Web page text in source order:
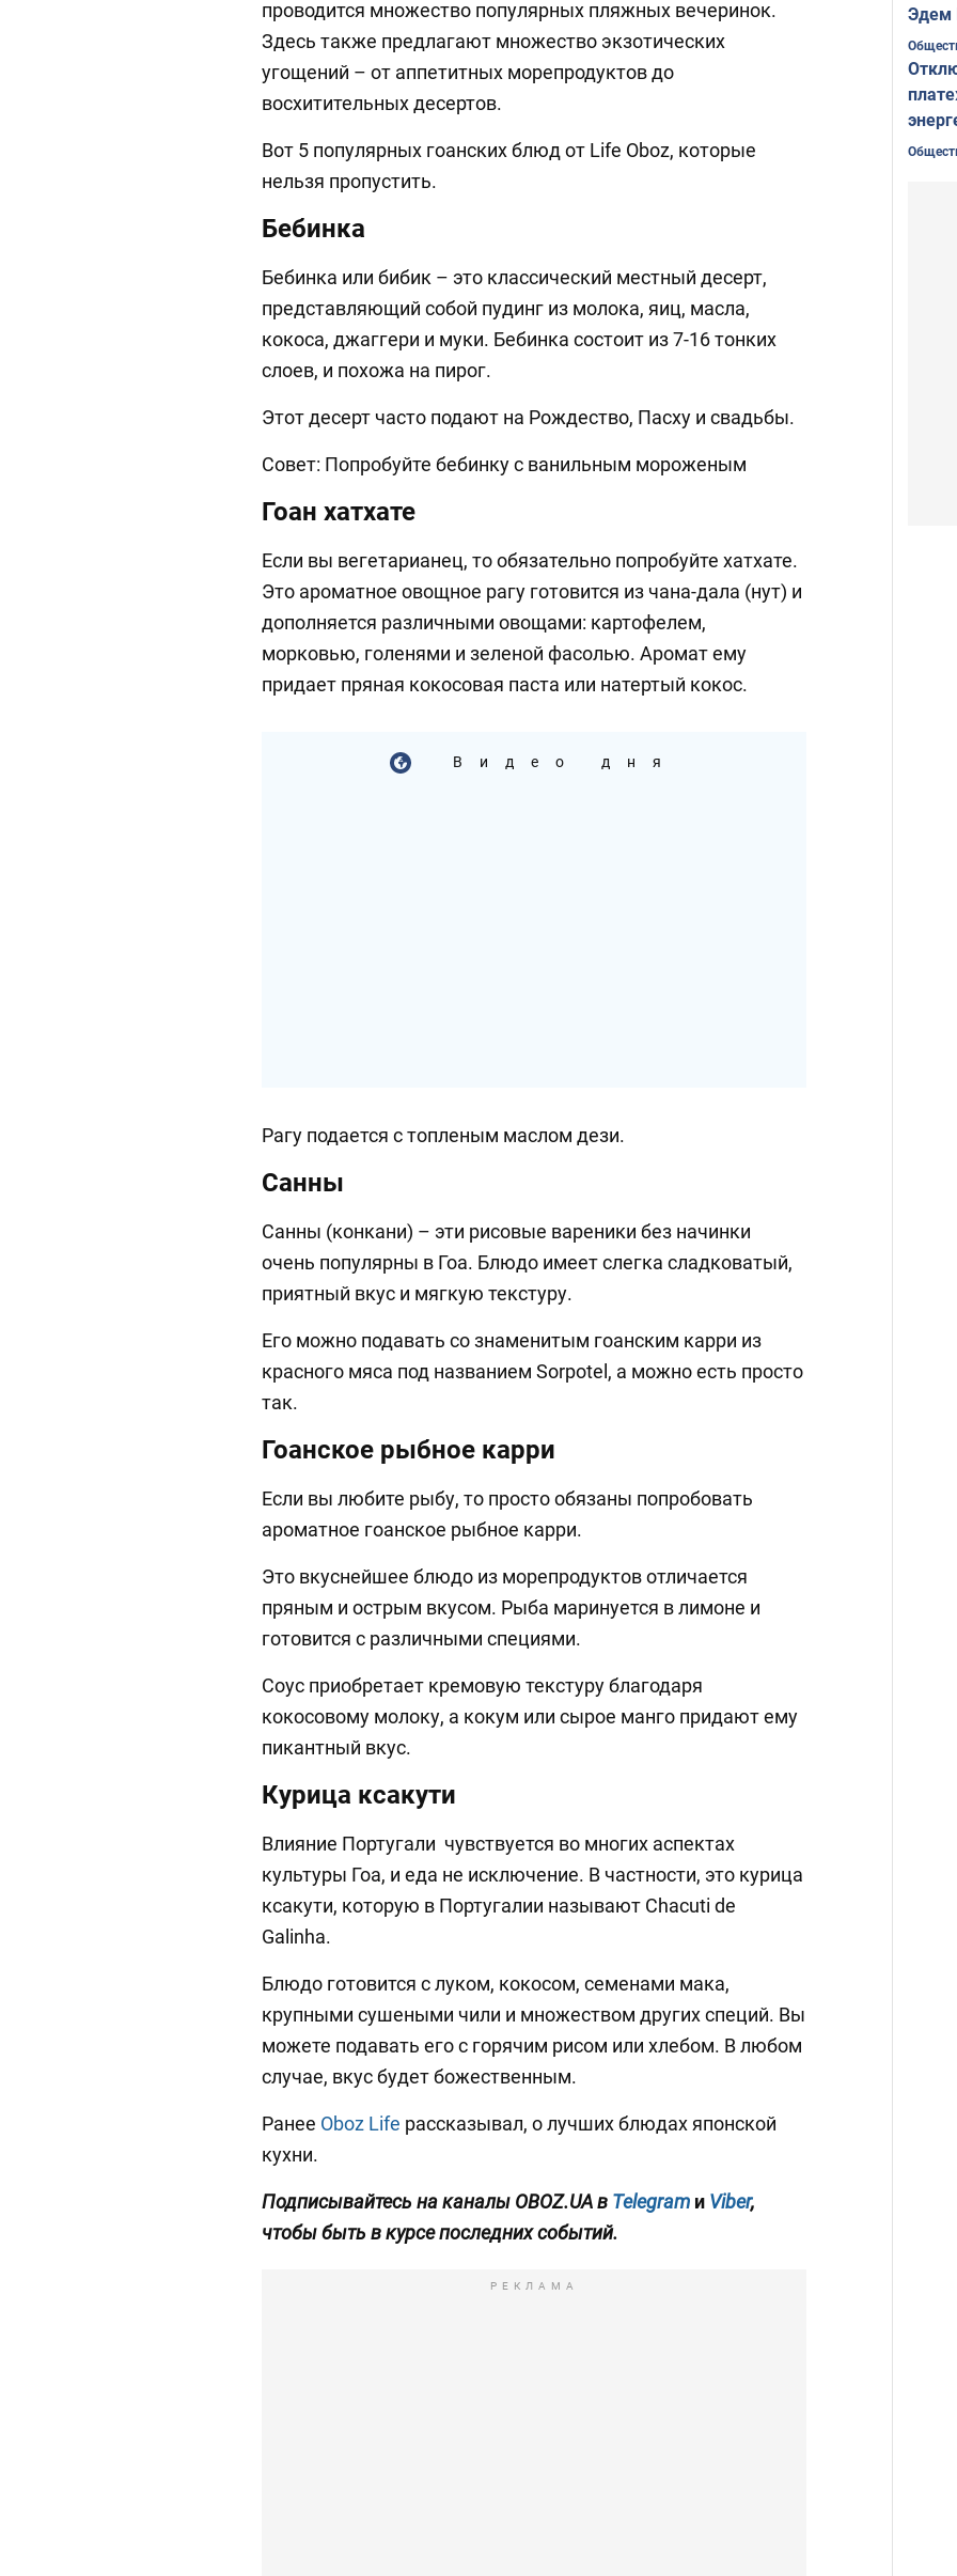
проводится множество популярных пляжных вечеринок.
Здесь также предлагают множество экзотических
угощений – от аппетитных морепродуктов до
восхитительных десертов.
Вот 5 популярных гоанских блюд от Life Oboz, которые
нельзя пропустить.
Бебинка
Бебинка или бибик – это классический местный десерт,
представляющий собой пудинг из молока, яиц, масла,
кокоса, джаггери и муки. Бебинка состоит из 7-16 тонких
слоев, и похожа на пирог.
Этот десерт часто подают на Рождество, Пасху и свадьбы.
Совет: Попробуйте бебинку с ванильным мороженым
Гоан хатхате
Если вы вегетарианец, то обязательно попробуйте хатхате.
Это ароматное овощное рагу готовится из чана-дала (нут) и
дополняется различными овощами: картофелем,
морковью, голенями и зеленой фасолью. Аромат ему
придает пряная кокосовая паста или натертый кокос.
Видео дня
Рагу подается с топленым маслом дези.
Санны
Санны (конкани) – эти рисовые вареники без начинки
очень популярны в Гоа. Блюдо имеет слегка сладковатый,
приятный вкус и мягкую текстуру.
Его можно подавать со знаменитым гоанским карри из
красного мяса под названием Sorpotel, а можно есть просто
так.
Гоанское рыбное карри
Если вы любите рыбу, то просто обязаны попробовать
ароматное гоанское рыбное карри.
Это вкуснейшее блюдо из морепродуктов отличается
пряным и острым вкусом. Рыба маринуется в лимоне и
готовится с различными специями.
Соус приобретает кремовую текстуру благодаря
кокосовому молоку, а кокум или сырое манго придают ему
пикантный вкус.
Курица ксакути
Влияние Португали чувствуется во многих аспектах
культуры Гоа, и еда не исключение. В частности, это курица
ксакути, которую в Португалии называют Chacuti de
Galinha.
Блюдо готовится с луком, кокосом, семенами мака,
крупными сушеными чили и множеством других специй. Вы
можете подавать его с горячим рисом или хлебом. В любом
случае, вкус будет божественным.
Ранее Oboz Life рассказывал, о лучших блюдах японской
кухни.
Подписывайтесь на каналы OBOZ.UA в Telegram и Viber,
чтобы быть в курсе последних событий.
РЕКЛАМА
Эдем